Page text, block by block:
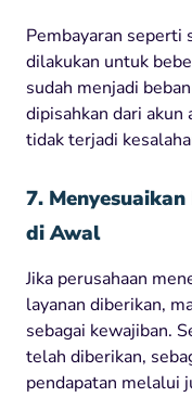
Pembayaran seperti
dilakukan untuk
sudah menjadi
dipisahkan dari akun
tidak terjadi
7.
di Awal
Jika perusahaan
layanan diberikan,
sebagai kewajiban.
telah diberikan,
pendapatan melalui